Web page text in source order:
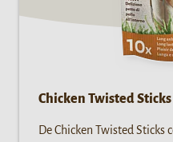
Chicken Twisted Sticks
De Chicken Twisted